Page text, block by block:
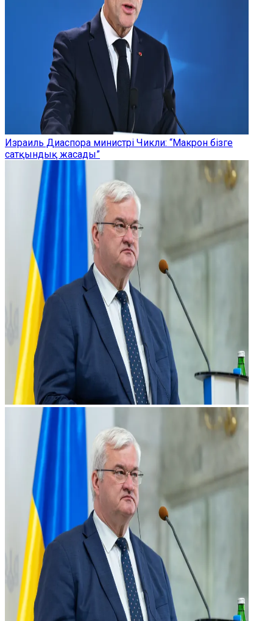
Израиль Диаспора министрі Чикли: “Макрон бізге
сатқындық жасады”